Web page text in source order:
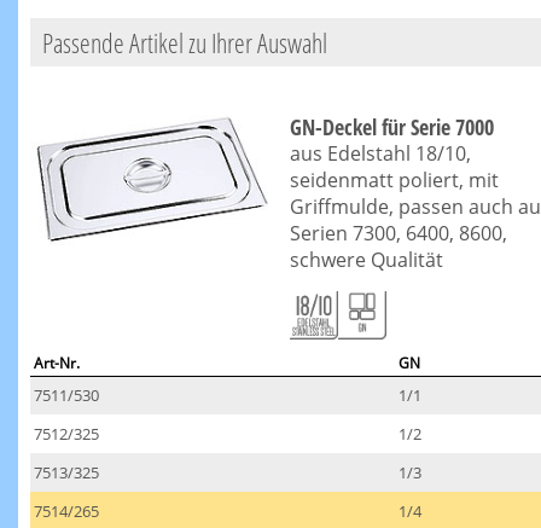
Passende Artikel zu Ihrer Auswahl
GN-Deckel für Serie 7000
aus Edelstahl 18/10,
seidenmatt poliert, mit
Griffmulde, passen auch
Serien 7300, 6400, 8600,
schwere Qualität
Art-Nr. GN
7511/530
1/1
7512/325
1/2
7513/325
1/3
7514/265
1/4